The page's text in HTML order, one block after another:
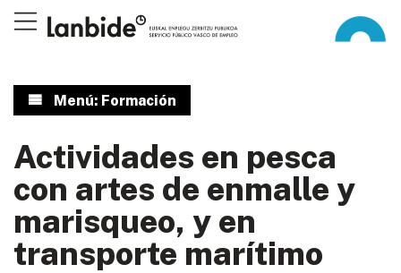
Menú: Formación
Actividades en pesca
con artes de enmalle y
marisqueo, y en
transporte marítimo